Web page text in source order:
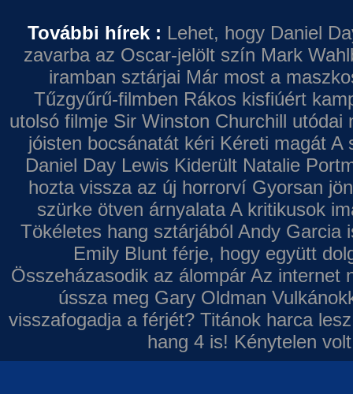
További hírek : Lehet, hogy Daniel
zavarba az Oscar-jelölt szín Mark
iramban sztárjai Már most a
Tűzgyűrű-filmben Rákos kisfiúért
utolsó filmje Sir Winston Churchill utódai
jóisten bocsánatát kéri Kéreti magát A
Daniel Day Lewis Kiderült Natalie
hozta vissza az új horrorví Gyorsan
szürke ötven árnyalata A kritikusok
Tökéletes hang sztárjából Andy Garcia
Emily Blunt férje, hogy együtt
Összeházasodik az álompár Az internet
ússza meg Gary Oldman
visszafogadja a férjét? Titánok harca
hang 4 is! Kénytelen